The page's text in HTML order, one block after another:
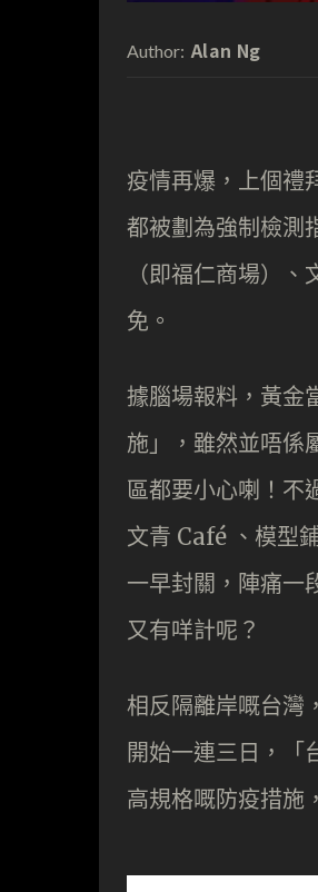
Author: Alan Ng
疫情再爆，上個禮
都被劃為強制檢測
（即福仁商場）
免。
據腦場報料，黃金
施」，雖然並唔係
區都要小心喇！不
文青 Café 、模型
一早封關，陣痛一
又有咩計呢？
相反隔離岸嘅台灣
開始一連三日，
高規格嘅防疫措施